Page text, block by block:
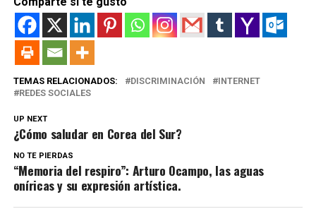
TEMAS RELACIONADOS: DISCRIMINACIÓN
INTERNET
REDES SOCIALES
UP NEXT
¿Cómo saludar en Corea del Sur?
NO TE PIERDAS
“Memoria del respiro”: Arturo Ocampo, las aguas
oníricas y su expresión artística.